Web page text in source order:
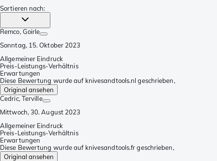
Sortieren nach:
Remco, Goirle
Sonntag, 15. Oktober 2023
Allgemeiner Eindruck
Preis-Leistungs-Verhältnis
Erwartungen
Diese Bewertung wurde auf knivesandtools.nl geschrieben,
Original ansehen
Cedric, Terville
Mittwoch, 30. August 2023
Allgemeiner Eindruck
Preis-Leistungs-Verhältnis
Erwartungen
Diese Bewertung wurde auf knivesandtools.fr geschrieben,
Original ansehen